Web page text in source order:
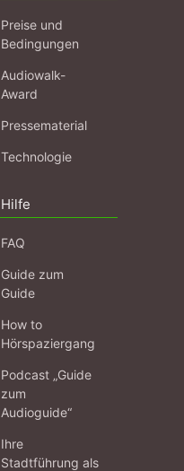
Preise und
Bedingungen
Audiowalk-
Award
Pressematerial
Technologie
Hilfe
FAQ
Guide zum
Guide
How to
Hörspaziergang
Podcast „Guide
zum
Audioguide“
Ihre
Stadtführung als